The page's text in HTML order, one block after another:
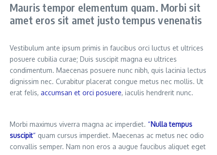
Mauris tempor elementum quam. Morbi sit
amet eros sit amet justo tempus venenatis
Vestibulum ante ipsum primis in faucibus orci luctus et ultrices
posuere cubilia curae; Duis suscipit magna eu ultrices
condimentum. Maecenas posuere nunc nibh, quis lacinia lectus
dignissim nec. Curabitur placerat congue metus nec mollis. Ut
erat felis, accumsan et orci posuere, iaculis hendrerit nunc.
Morbi maximus viverra magna ac imperdiet. “Nulla tempus
suscipit“ quam cursus imperdiet. Maecenas ac metus nec odio
convallis semper. Nam non eros a augue faucibus aliquet eget